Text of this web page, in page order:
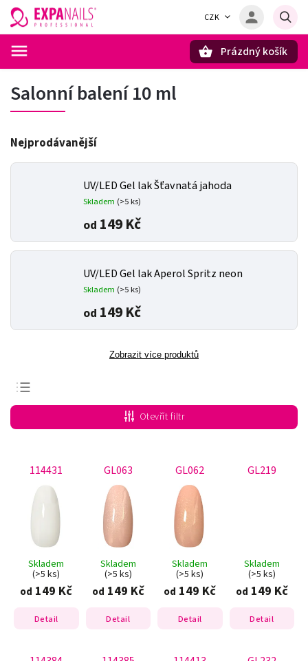
CZK
Prázdný košík
Salonní balení 10 ml
Nejprodávanější
UV/LED Gel lak Šťavnatá jahoda
Skladem (>5 ks)
od 149 Kč
UV/LED Gel lak Aperol Spritz neon
Skladem (>5 ks)
od 149 Kč
Zobrazit více produktů
Doporučujeme
Nejlevnější
Nejprodávanější
Abecedně
Otevřít filtr
Skladem
(>5 ks)
od 149 Kč
Detail
114431
Skladem
(>5 ks)
od 149 Kč
Detail
GL063
Skladem
(>5 ks)
od 149 Kč
Detail
GL062
Skladem
(>5 ks)
od 149 Kč
Detail
GL219